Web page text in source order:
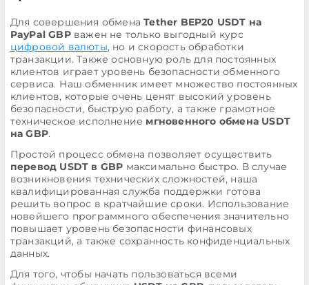
Для совершения обменаTether BEP20 USDT на
PayPal GBPважен не только выгодный курс
цифровой валюты, но и скорость обработки
транзакции. Также основную роль для постоянных
клиентов играет уровень безопасности обменного
сервиса. Наш обменник имеет множество постоянных
клиентов, которые очень ценят высокий уровень
безопасности, быструю работу, а также грамотное
техническое исполнение мгновенного обмена USDT
на GBP.
Простой процесс обмена позволяет осуществить
перевод USDT в GBP максимально быстро. В случае
возникновения технических сложностей, наша
квалифицированная служба поддержки готова
решить вопрос в кратчайшие сроки. Использование
новейшего программного обеспечения значительно
повышает уровень безопасности финансовых
транзакций, а также сохранность конфиденциальных
данных.
Для того, чтобы начать пользоваться всеми